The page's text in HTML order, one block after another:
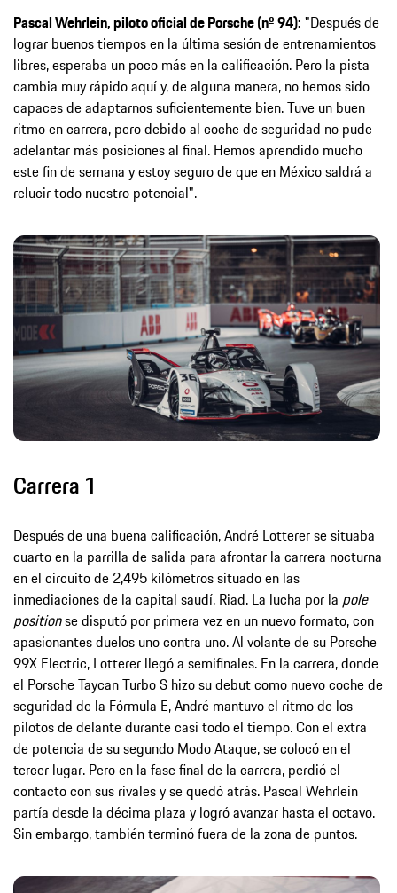
Pascal Wehrlein, piloto oficial de Porsche (nº 94): "Después de
lograr buenos tiempos en la última sesión de entrenamientos
libres, esperaba un poco más en la calificación. Pero la pista
cambia muy rápido aquí y, de alguna manera, no hemos sido
capaces de adaptarnos suficientemente bien. Tuve un buen
ritmo en carrera, pero debido al coche de seguridad no pude
adelantar más posiciones al final. Hemos aprendido mucho
este fin de semana y estoy seguro de que en México saldrá a
relucir todo nuestro potencial".
Carrera 1
Después de una buena calificación, André Lotterer se situaba
cuarto en la parrilla de salida para afrontar la carrera nocturna
en el circuito de 2,495 kilómetros situado en las
inmediaciones de la capital saudí, Riad. La lucha por la pole
positionse disputó por primera vez en un nuevo formato, con
apasionantes duelos uno contra uno. Al volante de su Porsche
99X Electric, Lotterer llegó a semifinales. En la carrera, donde
el Porsche Taycan Turbo S hizo su debut como nuevo coche de
seguridad de la Fórmula E, André mantuvo el ritmo de los
pilotos de delante durante casi todo el tiempo. Con el extra
de potencia de su segundo Modo Ataque, se colocó en el
tercer lugar. Pero en la fase final de la carrera, perdió el
contacto con sus rivales y se quedó atrás. Pascal Wehrlein
partía desde la décima plaza y logró avanzar hasta el octavo.
Sin embargo, también terminó fuera de la zona de puntos.